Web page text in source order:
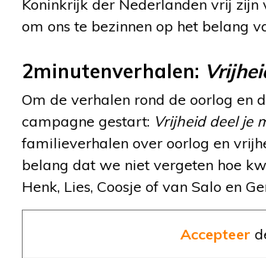
Koninkrijk der Nederlanden vrij
om ons te bezinnen op het belang
2minutenverhalen:
Om de verhalen rond de oorlog en
campagne gestart: Vrijheid deel je
familieverhalen over oorlog en
belang dat we niet vergeten hoe
Henk, Lies, Coosje of van Salo en
Accepteer